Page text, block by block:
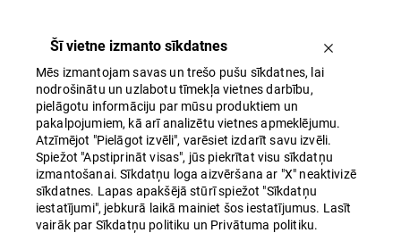
Šī vietne izmanto sīkdatnes
Mēs izmantojam savas un trešo pušu sīkdatnes, lai
nodrošinātu un uzlabotu tīmekļa vietnes darbību,
pielāgotu informāciju par mūsu produktiem un
pakalpojumiem, kā arī analizētu vietnes apmeklējumu.
Atzīmējot "Pielāgot izvēli", varēsiet izdarīt savu izvēli.
Spiežot "Apstiprināt visas", jūs piekrītat visu sīkdatņu
izmantošanai. Sīkdatņu loga aizvēršana ar "X" neaktivizē
sīkdatnes. Lapas apakšējā stūrī spiežot "Sīkdatņu
iestatījumi", jebkurā laikā mainiet šos iestatījumus. Lasīt
vairāk par Sīkdatņu politiku un Privātuma politiku.